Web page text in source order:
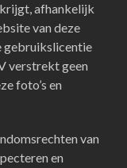
afhankelijk
van deze
gebruikslicentie
verstrekt geen
foto’s en
van
en